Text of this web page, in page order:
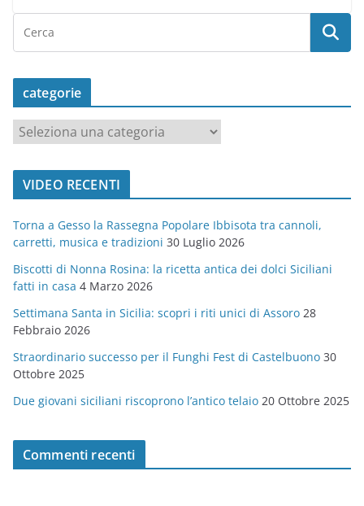
categorie
a
t
o
r
i
e
VIDEO RECENTI
Torna a Gesso la Rassegna Popolare Ibbisota tra cannoli,
carretti, musica e tradizioni 30 Luglio 2026
Biscotti di Nonna Rosina: la ricetta antica dei dolci Siciliani
fatti in casa 4 Marzo 2026
Settimana Santa in Sicilia: scopri i riti unici di Assoro 28
Febbraio 2026
Straordinario successo per il Funghi Fest di Castelbuono 30
Ottobre 2025
Due giovani siciliani riscoprono l’antico telaio 20 Ottobre 2025
Commenti recenti